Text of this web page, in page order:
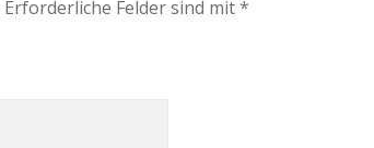
Erforderliche Felder sind mit*